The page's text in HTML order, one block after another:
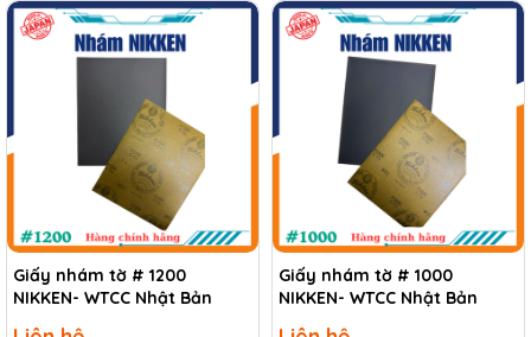
Giấy nhám tờ # 1200
NIKKEN- WTCC Nhật Bản
Giấy nhám tờ # 1000
NIKKEN- WTCC Nhật Bản